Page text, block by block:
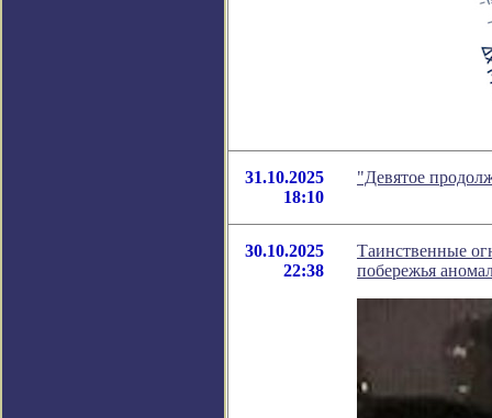
31.10.2025
18:10
"Девятое
30.10.2025
22:38
Таинственные
побережья